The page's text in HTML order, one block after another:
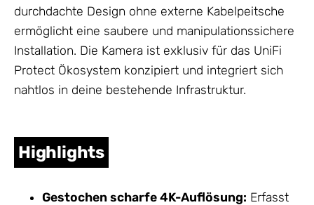
durchdachte Design ohne externe Kabelpeitsche
ermöglicht eine saubere und manipulationssichere
Installation. Die Kamera ist exklusiv für das UniFi
Protect Ökosystem konzipiert und integriert sich
nahtlos in deine bestehende Infrastruktur.
Highlights
Gestochen scharfe 4K-Auflösung: Erfasst